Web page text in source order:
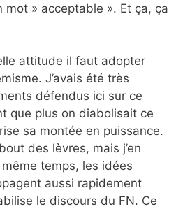
mot » acceptable ». Et ça, ça
attitude il faut adopter
J’avais été très
défendus ici sur ce
que plus on diabolisait ce
sa montée en puissance.
des lèvres, mais j’en
temps, les idées
aussi rapidement
le discours du FN. Ce